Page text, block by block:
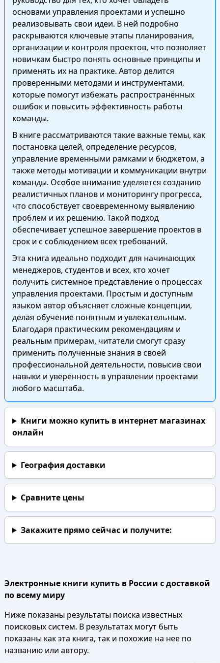
основами управления проектами и успешно
реализовывать свои идеи. В ней подробно
раскрываются ключевые этапы планирования,
организации и контроля проектов, что позволяет
новичкам быстро понять основные принципы и
применять их на практике. Автор делится
проверенными методами и инструментами,
которые помогут избежать распространённых
ошибок и повысить эффективность работы
команды.
В книге рассматриваются такие важные темы, как
постановка целей, определение ресурсов,
управление временными рамками и бюджетом, а
также методы мотивации и коммуникации внутри
команды. Особое внимание уделяется созданию
реалистичных планов и мониторингу прогресса,
что способствует своевременному выявлению
проблем и их решению. Такой подход
обеспечивает успешное завершение проектов в
срок и с соблюдением всех требований.
Эта книга идеально подходит для начинающих
менеджеров, студентов и всех, кто хочет
получить системное представление о процессах
управления проектами. Простым и доступным
языком автор объясняет сложные концепции,
делая обучение понятным и увлекательным.
Благодаря практическим рекомендациям и
реальным примерам, читатели смогут сразу
применить полученные знания в своей
профессиональной деятельности, повысив свои
навыки и уверенность в управлении проектами
любого масштаба.
Книги можно купить в интернет магазинах
онлайн
География доставки
Сравните цены
Закажите прямо сейчаси получите:
Электронные книги купить в России с доставкой
по всему миру
Ниже показаны результаты поиска известных
поисковых систем. В результатах могут быть
показаны как эта книга, так и похожие на нее по
названию или автору.